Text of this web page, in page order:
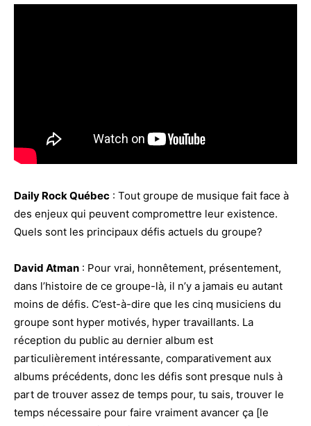
Daily Rock Québec : Tout groupe de musique fait face à
des enjeux qui peuvent compromettre leur existence.
Quels sont les principaux défis actuels du groupe?
David Atman : Pour vrai, honnêtement, présentement,
dans l’histoire de ce groupe-là, il n’y a jamais eu autant
moins de défis. C’est-à-dire que les cinq musiciens du
groupe sont hyper motivés, hyper travaillants. La
réception du public au dernier album est
particulièrement intéressante, comparativement aux
albums précédents, donc les défis sont presque nuls à
part de trouver assez de temps pour, tu sais, trouver le
temps nécessaire pour faire vraiment avancer ça [le